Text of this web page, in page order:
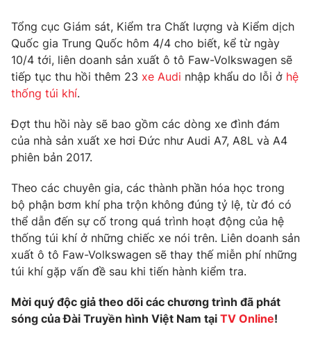
Thế giới đó đây
Câu chuyện quốc tế
Kinh tế
Tài chính
Thị trường
Dữ liệu và đời sống
Phim VTV
Hậu trường
Nhân vật
Khán giả
Giải sao mai
Giải trí
Âm nhạc
Sao
Đời sống
Du lịch
Làm đẹp
Chất lượng cuộc sống
Giáo dục
Tuyển sinh
Công nghệ
Hitech Công nghệ tương lai
Sản phẩm
Giao lưu trực tuyến
Tổng cục Giám sát, Kiểm tra Chất lượng và Kiểm dịch
Quốc gia Trung Quốc hôm 4/4 cho biết, kể từ ngày
10/4 tới, liên doanh sản xuất ô tô Faw-Volkswagen sẽ
tiếp tục thu hồi thêm 23 xe Audi nhập khẩu do lỗi ở hệ
thống túi khí.
Đợt thu hồi này sẽ bao gồm các dòng xe đình đám
của nhà sản xuất xe hơi Đức như Audi A7, A8L và A4
phiên bản 2017.
Theo các chuyên gia, các thành phần hóa học trong
bộ phận bơm khí pha trộn không đúng tỷ lệ, từ đó có
thể dẫn đến sự cố trong quá trình hoạt động của hệ
thống túi khí ở những chiếc xe nói trên. Liên doanh sản
xuất ô tô Faw-Volkswagen sẽ thay thế miễn phí những
túi khí gặp vấn đề sau khi tiến hành kiểm tra.
Mời quý độc giả theo dõi các chương trình đã phát
sóng của Đài Truyền hình Việt Nam tại TV Online!